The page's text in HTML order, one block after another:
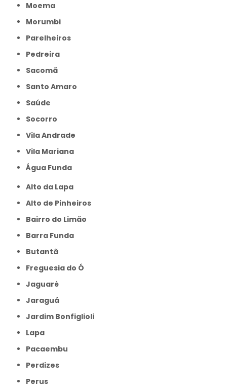
Moema
Morumbi
Parelheiros
Pedreira
Sacomã
Santo Amaro
Saúde
Socorro
Vila Andrade
Vila Mariana
Água Funda
Alto da Lapa
Alto de Pinheiros
Bairro do Limão
Barra Funda
Butantã
Freguesia do Ó
Jaguaré
Jaraguá
Jardim Bonfiglioli
Lapa
Pacaembu
Perdizes
Perus